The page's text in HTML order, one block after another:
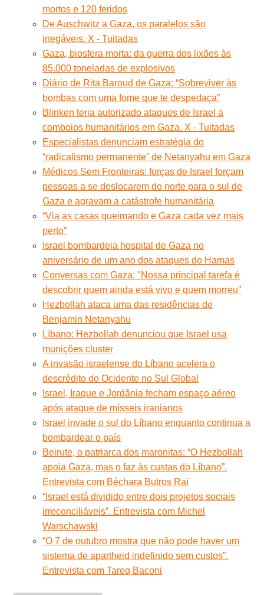
mortos e 120 feridos
De Auschwitz a Gaza, os paralelos são
inegáveis. X - Tuitadas
Gaza, biosfera morta: da guerra dos lixões às
85.000 toneladas de explosivos
Diário de Rita Baroud de Gaza: “Sobreviver às
bombas com uma fome que te despedaça”
Blinken teria autorizado ataques de Israel a
comboios humanitários em Gaza. X - Tuitadas
Especialistas denunciam estratégia do
“radicalismo permanente” de Netanyahu em Gaza
Médicos Sem Fronteiras: forças de Israel forçam
pessoas a se deslocarem do norte para o sul de
Gaza e agravam a catástrofe humanitária
“Via as casas queimando e Gaza cada vez mais
perto”
Israel bombardeia hospital de Gaza no
aniversário de um ano dos ataques do Hamas
Conversas com Gaza: "Nossa principal tarefa é
descobrir quem ainda está vivo e quem morreu"
Hezbollah ataca uma das residências de
Benjamin Netanyahu
Líbano: Hezbollah denunciou que Israel usa
munições cluster
A invasão israelense do Líbano acelera o
descrédito do Ocidente no Sul Global
Israel, Iraque e Jordânia fecham espaço aéreo
após ataque de mísseis iranianos
Israel invade o sul do Líbano enquanto continua a
bombardear o país
Beirute, o patriarca dos maronitas: “O Hezbollah
apoia Gaza, mas o faz às custas do Líbano”.
Entrevista com Béchara Butros Raï
“Israel está dividido entre dois projetos sociais
irreconciliáveis”. Entrevista com Michel
Warschawski
“O 7 de outubro mostra que não pode haver um
sistema de apartheid indefinido sem custos”.
Entrevista com Tareq Baconi